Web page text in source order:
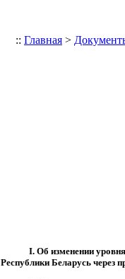
:: Главная >
I. Об изменении
Республики Беларусь через